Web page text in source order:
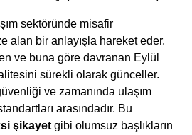
sektöründe misafir
alan bir anlayışla hareket eder.
ve buna göre davranan Eylül
sürekli olarak günceller.
ve zamanında ulaşım
arasındadır. Bu
şikayet gibi olumsuz başlıkların